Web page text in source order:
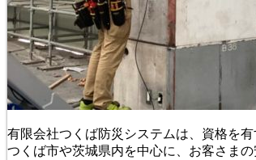
有限会社つくば防災システムは、資格を
つくば市や茨城県内を中心に、お客さま